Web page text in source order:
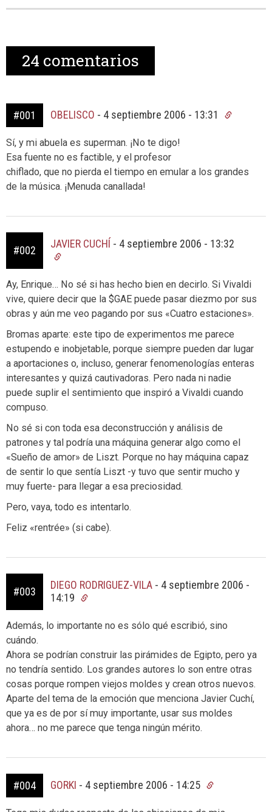
24 comentarios
#001 OBELISCO - 4 septiembre 2006 - 13:31
Sí, y mi abuela es superman. ¡No te digo!
Esa fuente no es factible, y el profesor
chiflado, que no pierda el tiempo en emular a los grandes
de la música. ¡Menuda canallada!
#002
JAVIER CUCHÍ - 4 septiembre 2006 - 13:32
Ay, Enrique… No sé si has hecho bien en decirlo. Si Vivaldi
vive, quiere decir que la $GAE puede pasar diezmo por sus
obras y aún me veo pagando por sus «Cuatro estaciones».
Bromas aparte: este tipo de experimentos me parece
estupendo e inobjetable, porque siempre pueden dar lugar
a aportaciones o, incluso, generar fenomenologías enteras
interesantes y quizá cautivadoras. Pero nada ni nadie
puede suplir el sentimiento que inspiró a Vivaldi cuando
compuso.
No sé si con toda esa deconstrucción y análisis de
patrones y tal podría una máquina generar algo como el
«Sueño de amor» de Liszt. Porque no hay máquina capaz
de sentir lo que sentía Liszt -y tuvo que sentir mucho y
muy fuerte- para llegar a esa preciosidad.
Pero, vaya, todo es intentarlo.
Feliz «rentrée» (si cabe).
#003
DIEGO RODRIGUEZ-VILA - 4 septiembre 2006 -
14:19
Además, lo importante no es sólo qué escribió, sino
cuándo.
Ahora se podrían construir las pirámides de Egipto, pero ya
no tendría sentido. Los grandes autores lo son entre otras
cosas porque rompen viejos moldes y crean otros nuevos.
Aparte del tema de la emoción que menciona Javier Cuchí,
que ya es de por sí muy importante, usar sus moldes
ahora… no me parece que tenga ningún mérito.
#004 GORKI - 4 septiembre 2006 - 14:25